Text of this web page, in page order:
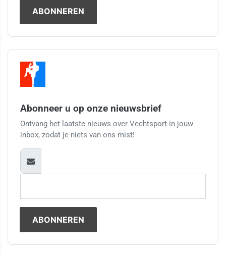
Abonneer u op onze nieuwsbrief
Ontvang het laatste nieuws over Vechtsport in jouw
inbox, zodat je niets van ons mist!